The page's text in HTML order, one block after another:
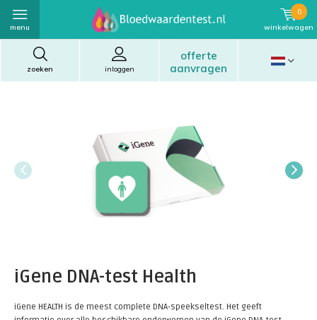
zoeken
offerte
aanvragen
inloggen
menu winkelwagen
0
iGene DNA-test Health
iGene HEALTH is de meest complete DNA-speekseltest. Het geeft